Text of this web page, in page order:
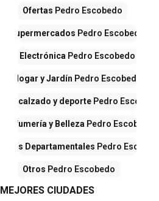
Ofertas Pedro Escobedo
Supermercados Pedro Escobedo
Electrónica Pedro Escobedo
Hogar y Jardín Pedro Escobedo
calzado y deporte Pedro Escobedo
Perfumería y Belleza Pedro Escobedo
Departamentales Pedro Escobedo
Otros Pedro Escobedo
MEJORES CIUDADES